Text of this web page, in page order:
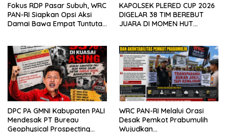
Fokus RDP Pasar Subuh, WRC
PAN-RI Siapkan Opsi Aksi
Damai Bawa Empat Tuntutan
KAPOLSEK PLERED CUP 2026
DIGELAR 38 TIM BEREBUT
JUARA DI MOMEN HUT
DPC PA GMNI Kabupaten PALI
Mendesak PT Bureau
Geophysical Prospecting
WRC PAN-RI Melalui Orasi
Desak Pemkot Prabumulih
Wujudkan